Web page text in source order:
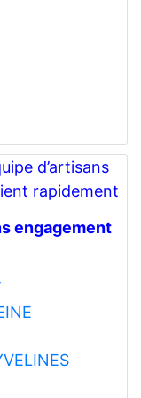
d’artisans
rapidement
engagement